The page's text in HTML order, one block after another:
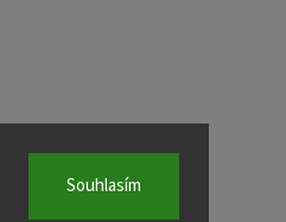
Souhlasím